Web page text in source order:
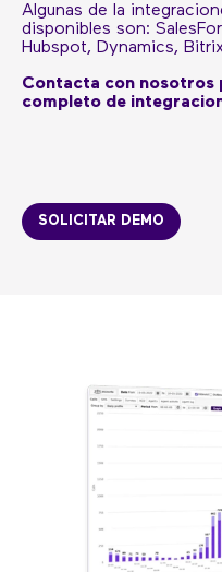
Algunas de la
disponibles son:
Hubspot, Dynamics,
Contacta con nosotros
completo de
SOLICITAR DEMO